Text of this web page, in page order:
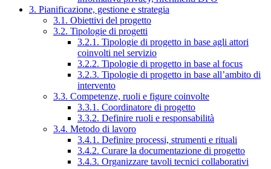
3. Pianificazione, gestione e strategia
3.1. Obiettivi del progetto
3.2. Tipologie di progetti
3.2.1. Tipologie di progetto in base agli attori
coinvolti nel servizio
3.2.2. Tipologie di progetto in base al focus
3.2.3. Tipologie di progetto in base all’ambito di
intervento
3.3. Competenze, ruoli e figure coinvolte
3.3.1. Coordinatore di progetto
3.3.2. Definire ruoli e responsabilità
3.4. Metodo di lavoro
3.4.1. Definire processi, strumenti e rituali
3.4.2. Curare la documentazione di progetto
3.4.3. Organizzare tavoli tecnici collaborativi